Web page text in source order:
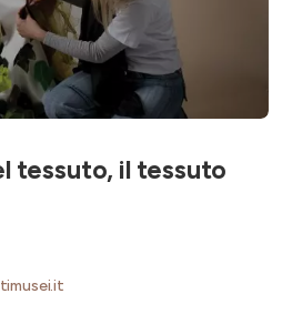
tessuto, il tessuto